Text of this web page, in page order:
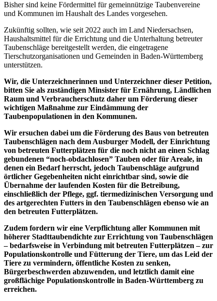
Bisher sind keine Fördermittel für gemeinnützige Taubenvereine
und Kommunen im Haushalt des Landes vorgesehen.
Zukünftig sollten, wie seit 2022 auch im Land Niedersachsen,
Haushaltsmittel für die Errichtung und die Unterhaltung betreuter
Taubenschläge bereitgestellt werden, die eingetragene
Tierschutzorganisationen und Gemeinden in Baden-Württemberg
unterstützen.
Wir, die Unterzeichnerinnen und Unterzeichner dieser Petition,
bitten Sie als zuständigen Minsister für Ernährung, Ländlichen
Raum und Verbraucherschutz daher um Förderung dieser
wichtigen Maßnahme zur Eindämmung der
Taubenpopulationen in den Kommunen.
Wir ersuchen dabei um die Förderung des Baus von betreuten
Taubenschlägen nach dem Ausburger Modell, der Einrichtung
von betreuten Futterplätzen für die noch nicht an einen Schlag
gebundenen “noch-obdachlosen” Tauben oder für Areale, in
denen ein Bedarf herrscht, jedoch Taubenschläge aufgrund
örtlicher Gegebenheiten nicht einrichtbar sind, sowie die
Übernahme der laufenden Kosten für die Betreibung,
einschließlich der Pflege, ggf. tiermedizinischen Versorgung und
des artgerechten Futters in den Taubenschlägen ebenso wie an
den betreuten Futterplätzen.
Zudem fordern wir eine Verpflichtung aller Kommunen mit
höherer Stadttaubendichte zur Errichtung von Taubenschlägen
– bedarfsweise in Verbindung mit betreuten Futterplätzen – zur
Populationskontrolle und Fütterung der Tiere, um das Leid der
Tiere zu vermindern, öffentliche Kosten zu senken,
Bürgerbeschwerden abzuwenden, und letztlich damit eine
großflächige Populationskontrolle in Baden-Württemberg zu
erreichen.